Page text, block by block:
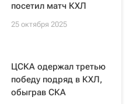
посетил матч КХЛ
25 октября 2025
ЦСКА одержал третью
победу подряд в КХЛ,
обыграв СКА